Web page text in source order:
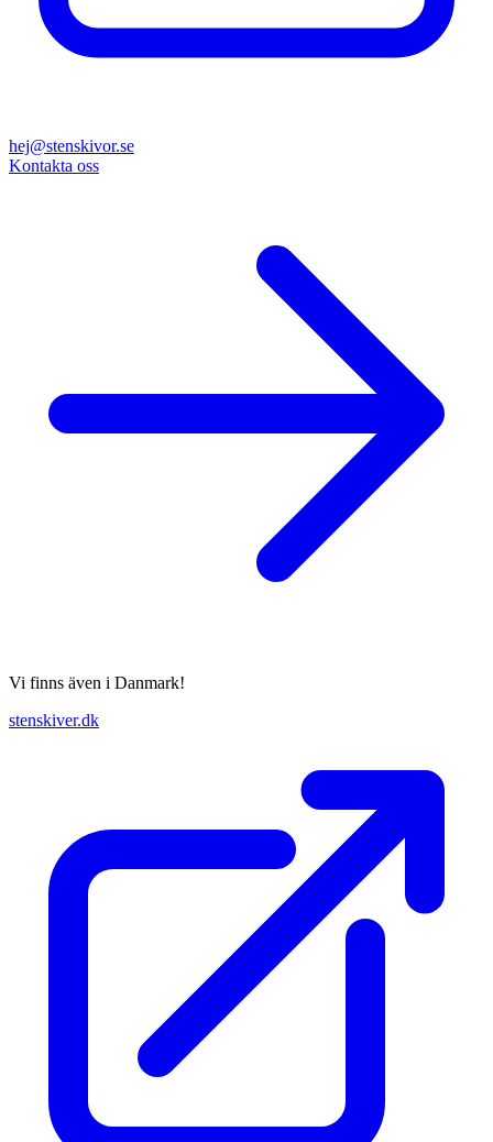
hej@stenskivor.se
Kontakta oss
Vi finns även i Danmark!
stenskiver.dk